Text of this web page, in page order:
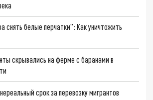
снять белые перчатки": Как уничтожить
скрывались на ферме с баранами в
срок за перевозку мигрантов